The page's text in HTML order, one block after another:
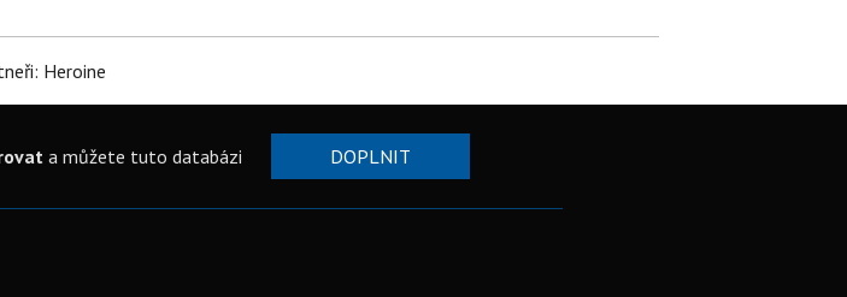
Heroine
a můžete tuto databázi DOPLNIT